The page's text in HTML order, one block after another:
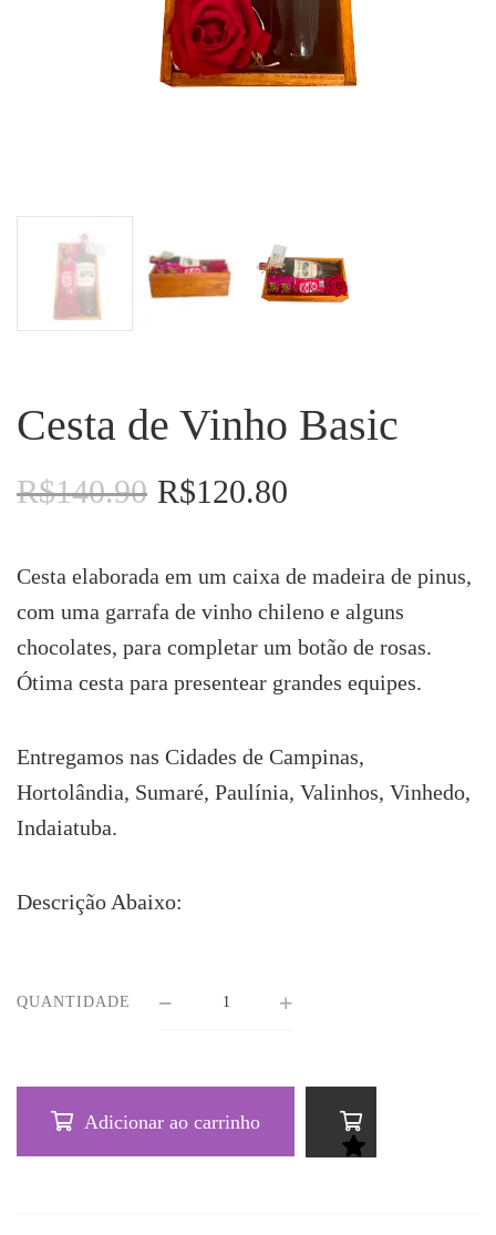
Cesta de Vinho Basic
R$140.90 O
era:
R$140.90.
R$120.80
é:
R$120.80.
Cesta elaborada em um caixa de madeira de pinus,
com uma garrafa de vinho chileno e alguns
chocolates, para completar um botão de rosas.
Ótima cesta para presentear grandes equipes.
Entregamos nas Cidades de Campinas,
Hortolândia, Sumaré, Paulínia, Valinhos, Vinhedo,
Indaiatuba.
Descrição Abaixo:
QUANTIDADE
Adicionar ao carrinho